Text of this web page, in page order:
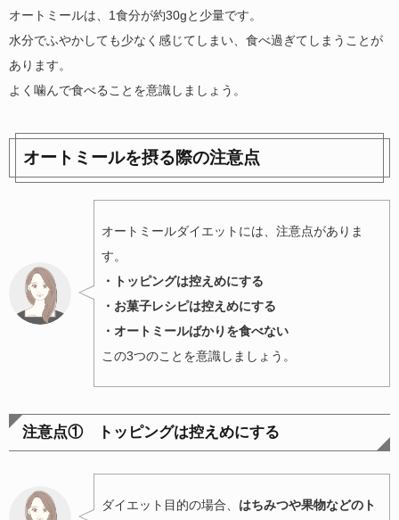
オートミールは、1食分が約30gと少量です。
水分でふやかしても少なく感じてしまい、食べ過ぎてしまうことが
あります。
よく噛んで食べることを意識しましょう。
オートミールを摂る際の注意点
オートミールダイエットには、注意点がありま
す。
・
トッピングは控えめにする
・お菓子レシピは控えめにする
・オートミールばかりを食べない
この3つのことを意識しましょう。
注意点① トッピングは控えめにする
ダイエット目的の場合、 はちみつや果物などのト